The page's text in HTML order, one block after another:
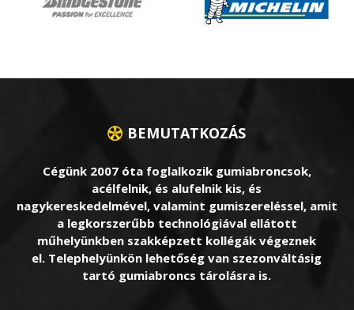
BEMUTATKOZÁS
Cégünk 2007 óta foglalkozik gumiabroncsok,
acélfelnik, és alufelnik kis, és
nagykereskedelmével, valamint gumiszereléssel, amit
a legkorszerűbb technológiával ellátott
műhelyünkben szakképzett kollégák végeznek
el. Telephelyünkön lehetőség van szezonváltásig
tartó gumiabroncs tárolásra is.